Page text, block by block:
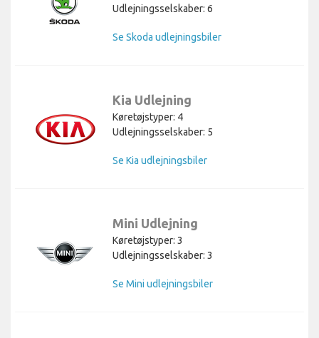
Udlejningsselskaber: 6
Se Skoda udlejningsbiler
Kia Udlejning
Køretøjstyper: 4
Udlejningsselskaber: 5
Se Kia udlejningsbiler
Mini Udlejning
Køretøjstyper: 3
Udlejningsselskaber: 3
Se Mini udlejningsbiler